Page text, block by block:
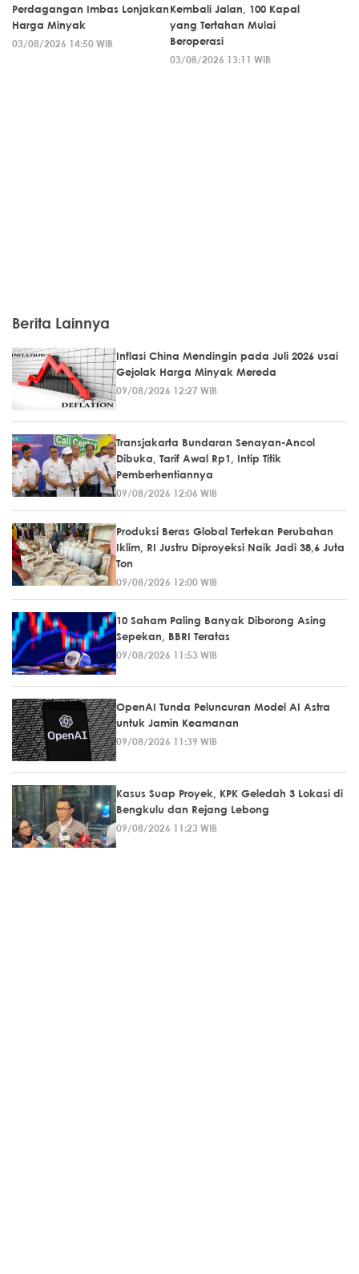
Perdagangan Imbas Lonjakan
Harga Minyak
03/08/2026 14:50 WIB
Kembali Jalan, 100 Kapal
yang Tertahan Mulai
Beroperasi
03/08/2026 13:11 WIB
Berita Lainnya
Inflasi China Mendingin pada Juli 2026 usai
Gejolak Harga Minyak Mereda
09/08/2026 12:27 WIB
Transjakarta Bundaran Senayan-Ancol
Dibuka, Tarif Awal Rp1, Intip Titik
Pemberhentiannya
09/08/2026 12:06 WIB
Produksi Beras Global Tertekan Perubahan
Iklim, RI Justru Diproyeksi Naik Jadi 38,6 Juta
Ton
09/08/2026 12:00 WIB
10 Saham Paling Banyak Diborong Asing
Sepekan, BBRI Teratas
09/08/2026 11:53 WIB
OpenAI Tunda Peluncuran Model AI Astra
untuk Jamin Keamanan
09/08/2026 11:39 WIB
Kasus Suap Proyek, KPK Geledah 3 Lokasi di
Bengkulu dan Rejang Lebong
09/08/2026 11:23 WIB